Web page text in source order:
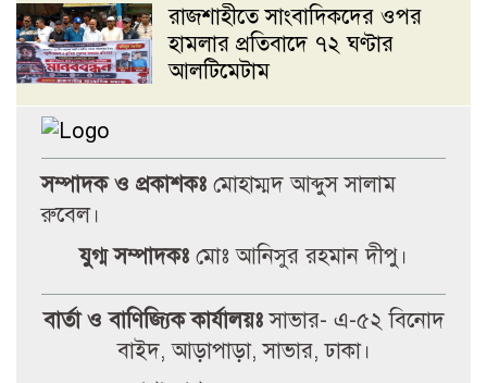
রাজশাহীতে সাংবাদিকদের ওপর
হামলার প্রতিবাদে ৭২ ঘণ্টার
আলটিমেটাম
অভিযোগে প্রধান শিক্ষকের গাড়ি
ভাঙচুর, বিদ্যালয়ে উত্তেজনা
জবিস্থ রিসার্চ সোসাইটির চলমান
কমিটির বিদায় সংবর্ধনা ও নবকমিটি
গঠন
জবিতে জুলাই গণঅভ্যুত্থান দিবসের
সম্পাদক ও প্রকাশকঃমোহাম্মদ আব্দুস সালাম
রুবেল।
যুগ্ম সম্পাদকঃ মোঃ আনিসুর রহমান দীপু।
বার্তা ও বাণিজ্যিক কার্যালয়ঃসাভার- এ-৫২ বিনোদ
বাইদ, আড়াপাড়া, সাভার, ঢাকা।